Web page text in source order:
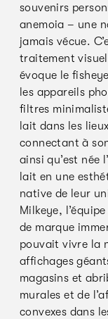
souvenirs
anemoia – une
jamais vécue.
traitement
évoque le
les appareils
filtres
lait dans les
connectant à
ainsi qu’est née
lait en une
native de leur
Milkeye,
de marque
pouvait vivre la
affichages
magasins et
murales et de
convexes dans